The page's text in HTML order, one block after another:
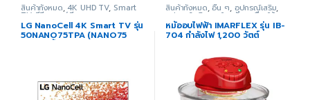
5
5
สินค้าทั้งหมด, 4K UHD TV, Smart
TV, ทีวี ภาพ/เสียง
LG NanoCell 4K Smart TV รุ่น
50NANO75TPA (NANO75
สินค้าทั้งหมด, อื่น ๆ, อุปกรณ์เสริม,
อุปกรณ์เสริมภายในครัว เครื่องใช้
ไฟฟ้าขนาดเล็ก ,เครื่องใช้ไฟฟ้าในครัว
หม้ออบไฟฟ้า IMARFLEX รุ่น IB-
704 กำลังไฟ 1,200 วัตต์